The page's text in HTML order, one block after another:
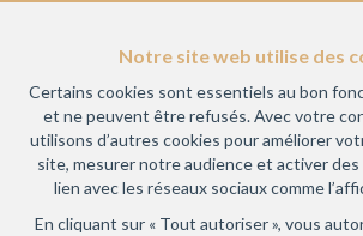
Notre site web utilise des
Certains cookies sont essentiels au bon
et ne peuvent être refusés. Avec votre
utilisons d’autres cookies pour améliorer
site, mesurer notre audience et activer
lien avec les réseaux sociaux comme
En cliquant sur « Tout autoriser », vous